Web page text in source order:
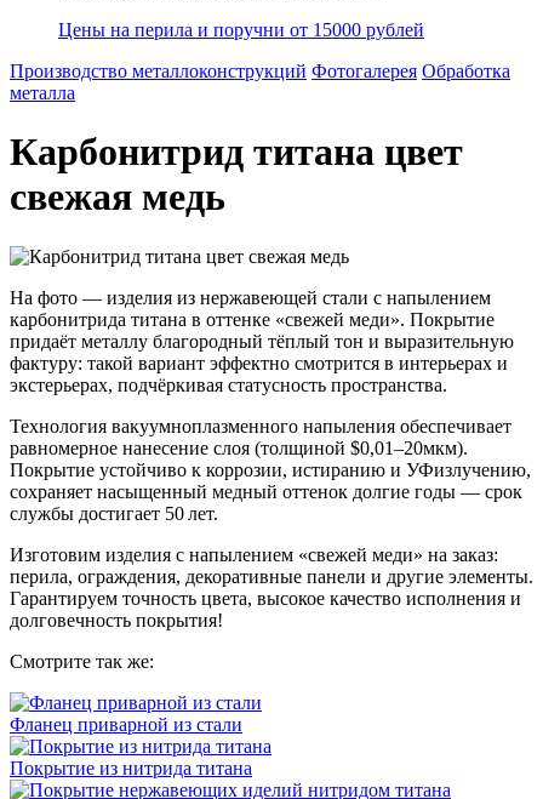
Цены на перила и поручни от 15000 рублей
Производство металлоконструкций Фотогалерея Обработка
металла
Карбонитрид титана цвет
свежая медь
На фото — изделия из нержавеющей стали с напылением
карбонитрида титана в оттенке «свежей меди». Покрытие
придаёт металлу благородный тёплый тон и выразительную
фактуру: такой вариант эффектно смотрится в интерьерах и
экстерьерах, подчёркивая статусность пространства.
Технология вакуумноплазменного напыления обеспечивает
равномерное нанесение слоя (толщиной $0,01–20мкм).
Покрытие устойчиво к коррозии, истиранию и УФизлучению,
сохраняет насыщенный медный оттенок долгие годы — срок
службы достигает 50 лет.
Изготовим изделия с напылением «свежей меди» на заказ:
перила, ограждения, декоративные панели и другие элементы.
Гарантируем точность цвета, высокое качество исполнения и
долговечность покрытия!
Смотрите так же:
Фланец приварной из стали
Покрытие из нитрида титана